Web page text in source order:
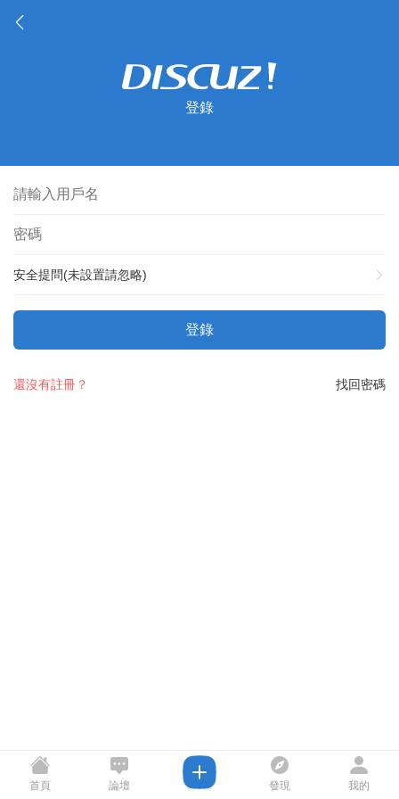
登錄
安全提問(未設置請忽略)
登錄
找回密碼
還沒有註冊？
首頁 論壇 發現 我的